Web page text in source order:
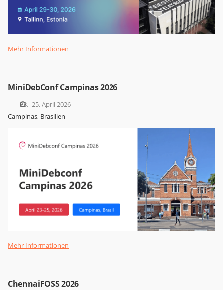
Mehr Informationen
MiniDebConf Campinas 2026
23.–25. April 2026
Campinas, Brasilien
Mehr Informationen
ChennaiFOSS 2026